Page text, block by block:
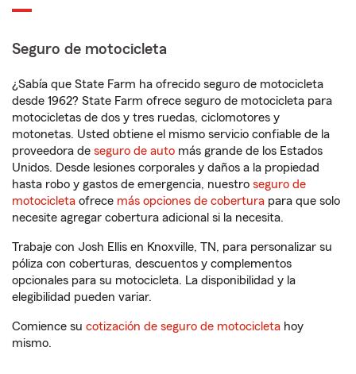
Seguro de motocicleta
¿Sabía que State Farm ha ofrecido seguro de motocicleta
desde 1962? State Farm ofrece seguro de motocicleta para
motocicletas de dos y tres ruedas, ciclomotores y
motonetas. Usted obtiene el mismo servicio confiable de la
proveedora de seguro de auto más grande de los Estados
Unidos. Desde lesiones corporales y daños a la propiedad
hasta robo y gastos de emergencia, nuestro seguro de
motocicleta ofrece más opciones de cobertura para que solo
necesite agregar cobertura adicional si la necesita.
Trabaje con Josh Ellis en Knoxville, TN, para personalizar su
póliza con coberturas, descuentos y complementos
opcionales para su motocicleta. La disponibilidad y la
elegibilidad pueden variar.
Comience su cotización de seguro de motocicleta hoy
mismo.